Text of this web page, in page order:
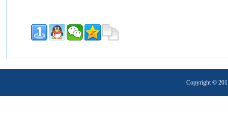
Copyright ©